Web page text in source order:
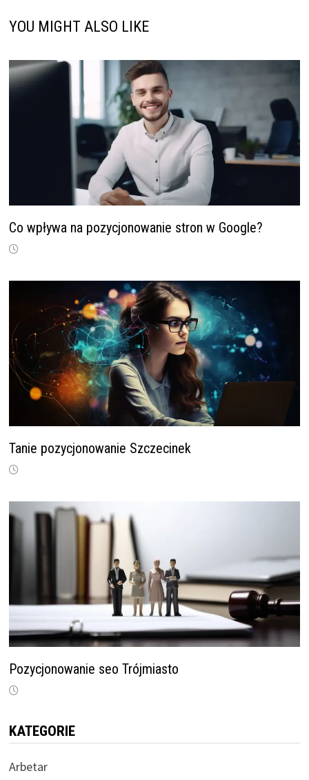
YOU MIGHT ALSO LIKE
Co wpływa na pozycjonowanie stron w Google?
Tanie pozycjonowanie Szczecinek
Pozycjonowanie seo Trójmiasto
KATEGORIE
Arbetar